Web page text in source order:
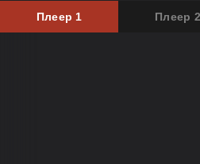
Плеер 1 Плеер 2